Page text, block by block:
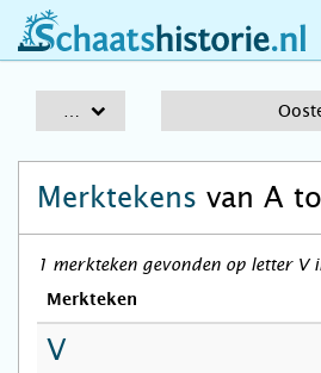
schaatshistorie.nl
Merktekens van A
1 merkteken gevonden op letter V
Merkteken
V